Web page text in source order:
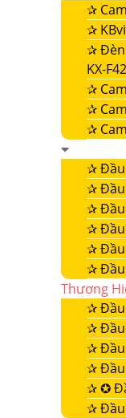
✰
✰
✰Đèn
KX-
✰
✰
✰
✰Đầu
✰Đầu
✰Đầu
✰Đầu
✰Đầu
✰Đầu
Thương
✰Đầu
✰Đầu
✰Đầu
✰Đầu
✰✪
✰Đầu